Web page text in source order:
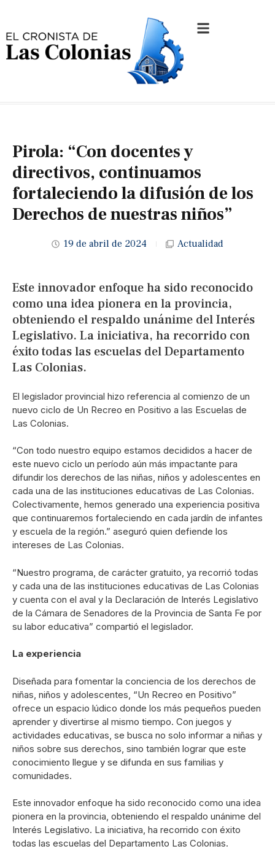
Pirola: “Con docentes y
directivos, continuamos
fortaleciendo la difusión de los
Derechos de nuestras niños”
19 de abril de 2024 Actualidad
Este innovador enfoque ha sido reconocido
como una idea pionera en la provincia,
obteniendo el respaldo unánime del Interés
Legislativo. La iniciativa, ha recorrido con
éxito todas las escuelas del Departamento
Las Colonias.
El legislador provincial hizo referencia al comienzo de un
nuevo ciclo de Un Recreo en Positivo a las Escuelas de
Las Colonias.
“Con todo nuestro equipo estamos decididos a hacer de
este nuevo ciclo un período aún más impactante para
difundir los derechos de las niñas, niños y adolescentes en
cada una de las instituciones educativas de Las Colonias.
Colectivamente, hemos generado una experiencia positiva
que continuaremos fortaleciendo en cada jardín de infantes
y escuela de la región.” aseguró quien defiende los
intereses de Las Colonias.
“Nuestro programa, de carácter gratuito, ya recorrió todas
y cada una de las instituciones educativas de Las Colonias
y cuenta con el aval y la Declaración de Interés Legislativo
de la Cámara de Senadores de la Provincia de Santa Fe por
su labor educativa” compartió el legislador.
La experiencia
Diseñada para fomentar la conciencia de los derechos de
niñas, niños y adolescentes, “Un Recreo en Positivo”
ofrece un espacio lúdico donde los más pequeños pueden
aprender y divertirse al mismo tiempo. Con juegos y
actividades educativas, se busca no solo informar a niñas y
niños sobre sus derechos, sino también lograr que este
conocimiento llegue y se difunda en sus familias y
comunidades.
Este innovador enfoque ha sido reconocido como una idea
pionera en la provincia, obteniendo el respaldo unánime del
Interés Legislativo. La iniciativa, ha recorrido con éxito
todas las escuelas del Departamento Las Colonias.